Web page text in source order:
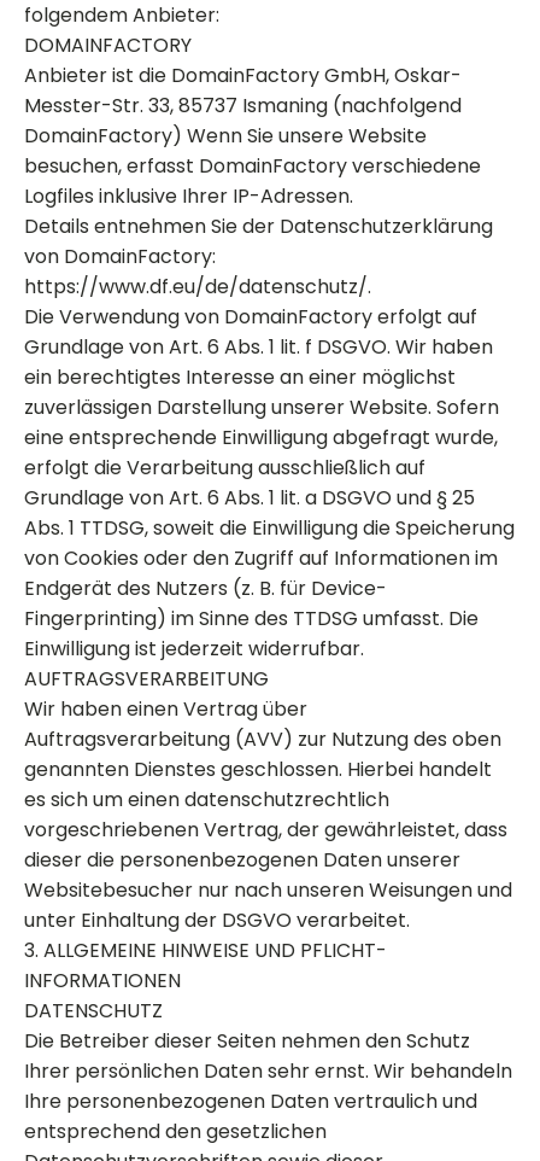
folgendem Anbieter:
DOMAINFACTORY
Anbieter ist die DomainFactory GmbH, Oskar-
Messter-Str. 33, 85737 Ismaning (nachfolgend
DomainFactory) Wenn Sie unsere Website
besuchen, erfasst DomainFactory verschiedene
Logfiles inklusive Ihrer IP-Adressen.
Details entnehmen Sie der Datenschutzerklärung
von DomainFactory:
https://www.df.eu/de/datenschutz/.
Die Verwendung von DomainFactory erfolgt auf
Grundlage von Art. 6 Abs. 1 lit. f DSGVO. Wir haben
ein berechtigtes Interesse an einer möglichst
zuverlässigen Darstellung unserer Website. Sofern
eine entsprechende Einwilligung abgefragt wurde,
erfolgt die Verarbeitung ausschließlich auf
Grundlage von Art. 6 Abs. 1 lit. a DSGVO und § 25
Abs. 1 TTDSG, soweit die Einwilligung die Speicherung
von Cookies oder den Zugriff auf Informationen im
Endgerät des Nutzers (z. B. für Device-
Fingerprinting) im Sinne des TTDSG umfasst. Die
Einwilligung ist jederzeit widerrufbar.
AUFTRAGSVERARBEITUNG
Wir haben einen Vertrag über
Auftragsverarbeitung (AVV) zur Nutzung des oben
genannten Dienstes geschlossen. Hierbei handelt
es sich um einen datenschutzrechtlich
vorgeschriebenen Vertrag, der gewährleistet, dass
dieser die personenbezogenen Daten unserer
Websitebesucher nur nach unseren Weisungen und
unter Einhaltung der DSGVO verarbeitet.
3. ALLGEMEINE HINWEISE UND PFLICHT­
INFORMATIONEN
DATENSCHUTZ
Die Betreiber dieser Seiten nehmen den Schutz
Ihrer persönlichen Daten sehr ernst. Wir behandeln
Ihre personenbezogenen Daten vertraulich und
entsprechend den gesetzlichen